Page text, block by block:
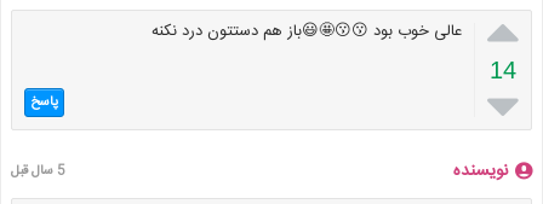

14

عالی خوب بود 😗😗🤩😃باز هم دستتون درد نکنه
پاسخ
نویسنده 5 سال قبل